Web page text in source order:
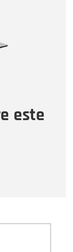
este